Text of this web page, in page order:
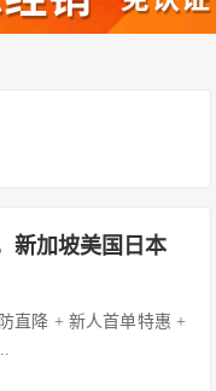
新加坡美国日本
直降 + 新人首单特惠 +